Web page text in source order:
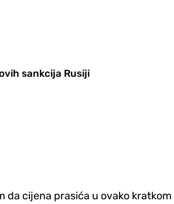
sankcija Rusiji
cijena prasića u ovako